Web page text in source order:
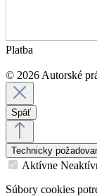
Platba
© 2026 Autorské
Späť
Technicky
Aktívne
Súbory cookies